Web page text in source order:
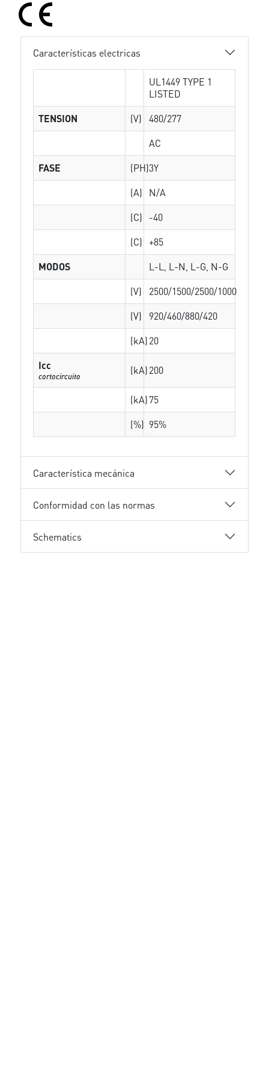
Características electricas
UL1449 TYPE 1
LISTED
TENSION
(V)
480/277
AC
FASE
(PH)3Y
(A)
N/A
(C)
-40
(C) +85
MODOS
L-L, L-N, L-G, N-G
(V)
2500/1500/2500/1000
(V)
920/460/880/420
(kA)20
Icc
cortocircuito (kA)200
(kA)75
(%) 95%
Característica mecánica
Conformidad con las normas
Schematics